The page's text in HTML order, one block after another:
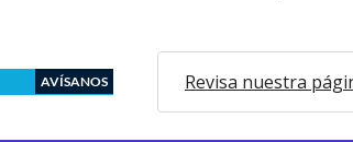
AVÍSANOS Revisa nuestra